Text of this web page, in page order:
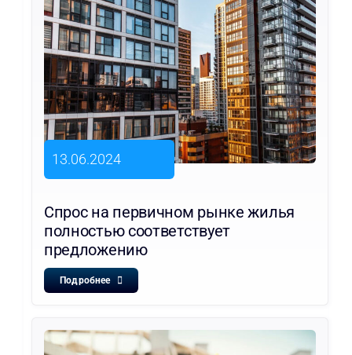
13.06.2024
Спрос на первичном рынке жилья
полностью соответствует
предложению
Подробнее